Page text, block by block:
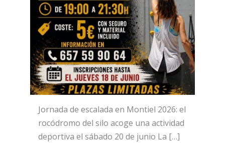
Jornada de escalada en Montiel 2026: el
rocódromo del silo acoge una actividad
deportiva el sábado 20 de junio La […]